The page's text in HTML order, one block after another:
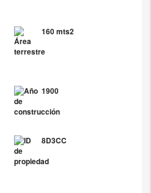
160 mts2
1900
8D3CC